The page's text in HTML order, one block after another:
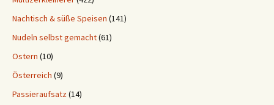
Nachtisch & süße Speisen (141)
Nudeln selbst gemacht(61)
Ostern (10)
Österreich (9)
Passieraufsatz(14)